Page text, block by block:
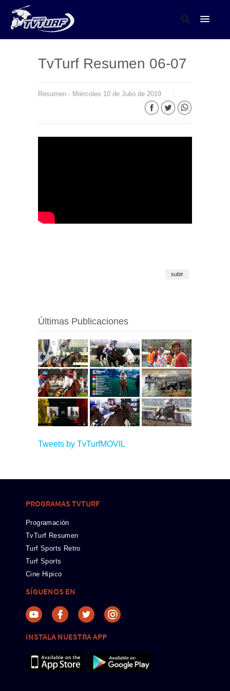
TvTurf Resumen 06-07
Resumen - Miércoles 10 de Julio de 2019
subir
Últimas Publicaciones
Tweets by TvTurfMOVIL
PROGRAMAS TVTURF
Programación
TvTurf Resumen
Turf Sports Retro
Turf Sports
Cine Hipico
SÍGUENOS EN
INSTALA NUESTRA APP